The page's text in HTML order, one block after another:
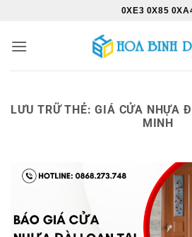
nội
0XE3 0X85
LƯU TRỮ THẺ:GIÁ CỬA NHỰA
MINH